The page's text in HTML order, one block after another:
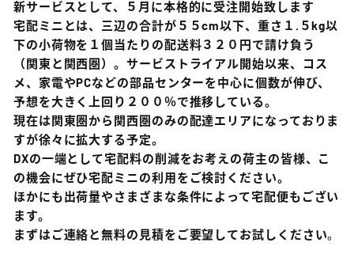
新サービスとして、５月に本格的に受注開始致します
宅配ミニとは、三辺の合計が５５cm以下、重さ１.５kg以
下の小荷物を１個当たりの配送料３２０円で請け負う
（関東と関西圏）。サービストライアル開始以来、コス
メ、家電やPCなどの部品センターを中心に個数が伸び、
予想を大きく上回り２００％で推移している。
現在は関東圏から関西圏のみの配達エリアになっておりま
すが徐々に拡大する予定。
DXの一端として宅配料の削減をお考えの荷主の皆様、こ
の機会にぜひ宅配ミニの利用をご検討ください。
ほかにも出荷量やさまざまな条件によって宅配便もござい
ます。
まずはご連絡と無料の見積をご要望してお試しください。